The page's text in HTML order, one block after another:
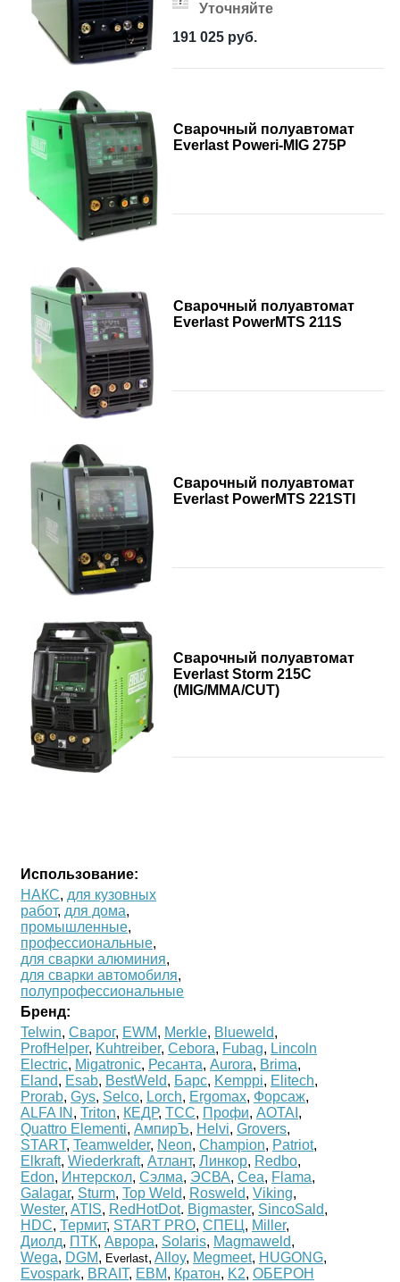
Уточняйте
191 025 руб.
Сварочный полуавтомат
Everlast Poweri-MIG 275P
Сварочный полуавтомат
Everlast PowerMTS 211S
Сварочный полуавтомат
Everlast PowerMTS 221STI
Сварочный полуавтомат
Everlast Storm 215C
(MIG/MMA/CUT)
Использование:
НАКС, для кузовных
работ, для дома,
промышленные,
профессиональные,
для сварки алюминия,
для сварки автомобиля,
полупрофессиональные
Бренд:
Telwin, Сварог, EWM, Merkle, Blueweld,
ProfHelper, Kuhtreiber, Cebora, Fubag, Lincoln
Electric, Migatronic, Ресанта, Aurora, Brima,
Eland, Esab, BestWeld, Барс, Kemppi, Elitech,
Prorab, Gys, Selco, Lorch, Ergomax, Форсаж,
ALFA IN , Triton, КЕДР, ТСС, Профи, AOTAI ,
Quattro Elementi, АмпирЪ, Helvi, Grovers,
START, Teamwelder, Neon, Champion, Patriot,
Elkraft, Wiederkraft, Атлант, Линкор, Redbo,
Edon, Интерскол, Сэлма, ЭСВА, Cea, Flama,
Galagar, Sturm, Top Weld, Rosweld, Viking,
Wester, ATIS, RedHotDot. Bigmaster, SincoSald,
HDC, Термит, START PRO, СПЕЦ , Miller,
Диолд, ПТК, Аврора, Solaris, Magmaweld,
Wega, DGM, Everlast, Alloy, Megmeet, HUGONG,
Evospark, BRAIT, ЕВМ, Кратон, K2, ОБЕРОН